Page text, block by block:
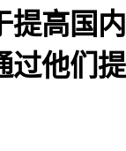
提高国
过他们